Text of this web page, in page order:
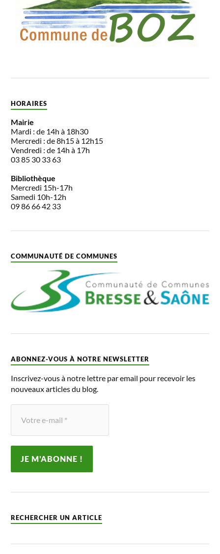
HORAIRES
Mairie
Mardi : de 14h à 18h30
Mercredi : de 8h15 à 12h15
Vendredi : de 14h à 17h
03 85 30 33 63
Bibliothèque
Mercredi 15h-17h
Samedi 10h-12h
09 86 66 42 33
COMMUNAUTÉ DE COMMUNES
ABONNEZ-VOUS À NOTRE NEWSLETTER
Inscrivez-vous à notre lettre par email pour recevoir les
nouveaux articles du blog.
RECHERCHER UN ARTICLE